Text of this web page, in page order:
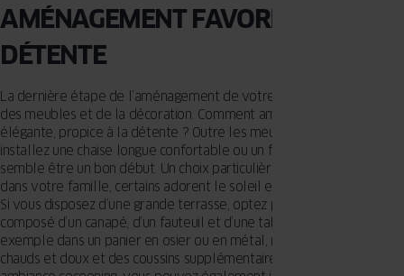
AMÉNAGEMENT FAVORISANT LA
DÉTENTE
La dernière étape de l’aménagement de votre terrasse est le choix
des meubles et de la décoration. Comment aménager une terrasse
élégante, propice à la détente ? Outre les meubles de jardin,
installez une chaise longue confortable ou un fauteuil inclinable
semble être un bon début. Un choix particulièrement judicieux quand,
dans votre famille, certains adorent le soleil et la sieste en plein air.
Si vous disposez d’une grande terrasse, optez pour un ensemble
composé d’un canapé, d’un fauteuil et d’une table basse. À côté, par
exemple dans un panier en osier ou en métal, mettez des plaids
chauds et doux et des coussins supplémentaires. Pour assurer une